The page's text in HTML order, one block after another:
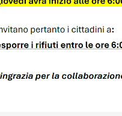
di Provaglio